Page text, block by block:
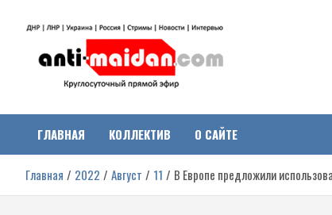
Антимайдан:
Гражданская война на
Украине
о гражданской войне на Украине, включая события в
ДНР, ЛНР и других регионах.
ГЛАВНАЯ КОЛЛЕКТИВ О САЙТЕ
Главная 2022 Август 11 В Европе предложили